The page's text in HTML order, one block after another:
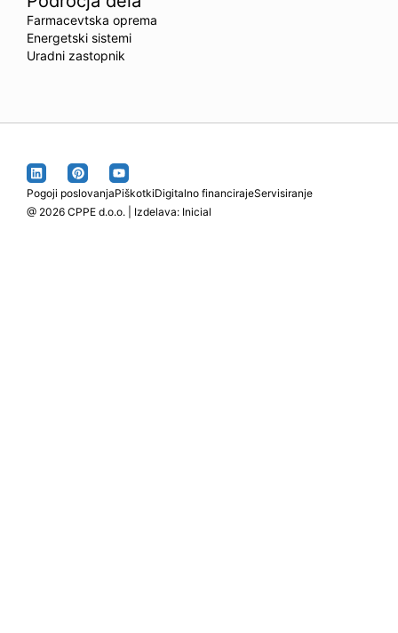
Farmacevtska oprema
Energetski sistemi
Uradni zastopnik
@ 2026 CPPE d.o.o. | Izdelava: Inicial
Pogoji poslovanjaPiškotkiDigitalno financirajeServisiranje